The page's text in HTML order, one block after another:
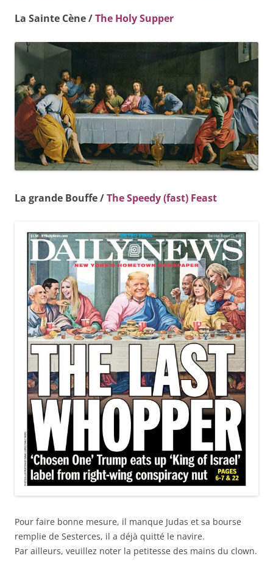
La Sainte Cène /The Holy Supper
La grande Bouffe /The Speedy (fast) Feast
Pour faire bonne mesure, il manque Judas et sa bourse
remplie de Sesterces, il a déjà quitté le navire.
Par ailleurs, veuillez noter la petitesse des mains du clown.